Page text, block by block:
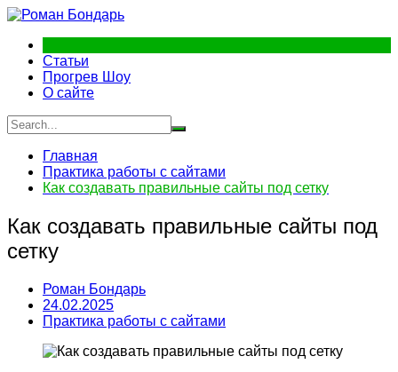
Перейти
содержимому
Статьи
Прогрев Шоу
О сайте
Главная
Практика работы с сайтами
Как создавать правильные сайты под сетку
Как создавать правильные сайты под
сетку
Роман Бондарь
24.02.2025
Практика работы с сайтами